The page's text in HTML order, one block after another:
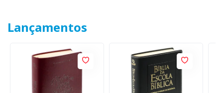
Lançamentos